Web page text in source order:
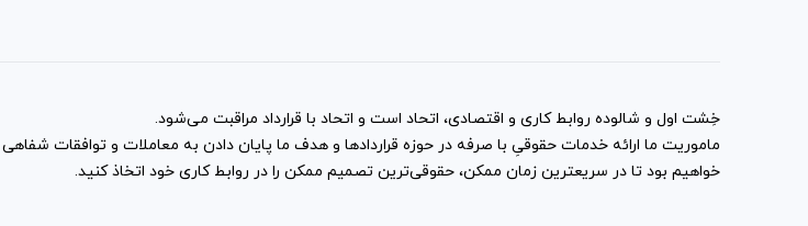
خِشت اول و شالوده روابط کاری و اقتصادی، اتحاد است و اتحاد با قرارداد مراقبت می‌شود.
ماموریت ما ارائه خدمات حقوقیِ با صرفه در حوزه قراردادها و هدف ما پایان دادن به معاملات و
خواهیم بود تا در سریعترین زمان ممکن، حقوقی‌ترین تصمیم ممکن را در روابط کاری خود اتخاذ کنید.